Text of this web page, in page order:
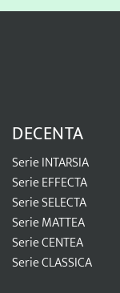
DECENTA
Serie INTARSIA
Serie EFFECTA
Serie SELECTA
Serie MATTEA
Serie CENTEA
Serie CLASSICA